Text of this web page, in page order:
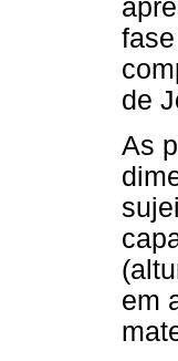
de
As
em